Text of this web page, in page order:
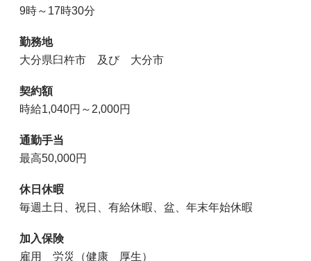
9時～17時30分
勤務地
大分県臼杵市 及び 大分市
契約額
時給1,040円～2,000円
通勤手当
最高50,000円
休日休暇
毎週土日、祝日、有給休暇、盆、年末年始休暇
加入保険
雇用 労災（健康 厚生）